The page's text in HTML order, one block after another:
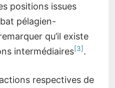
positions issues
pélagien-
qu’il existe
intermédiaires[3].
respectives de